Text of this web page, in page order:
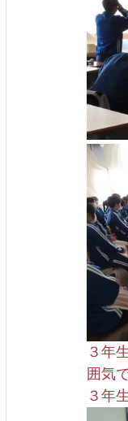
３年
囲気
３年